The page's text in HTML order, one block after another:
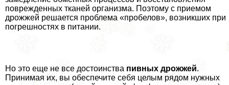
поврежденных тканей организма. Поэтому с приемом
дрожжей решается проблема «пробелов», возникших при
погрешностях в питании.
Но это еще не все достоинства пивных дрожжей.
Принимая их, вы обеспечите себя целым рядом нужных